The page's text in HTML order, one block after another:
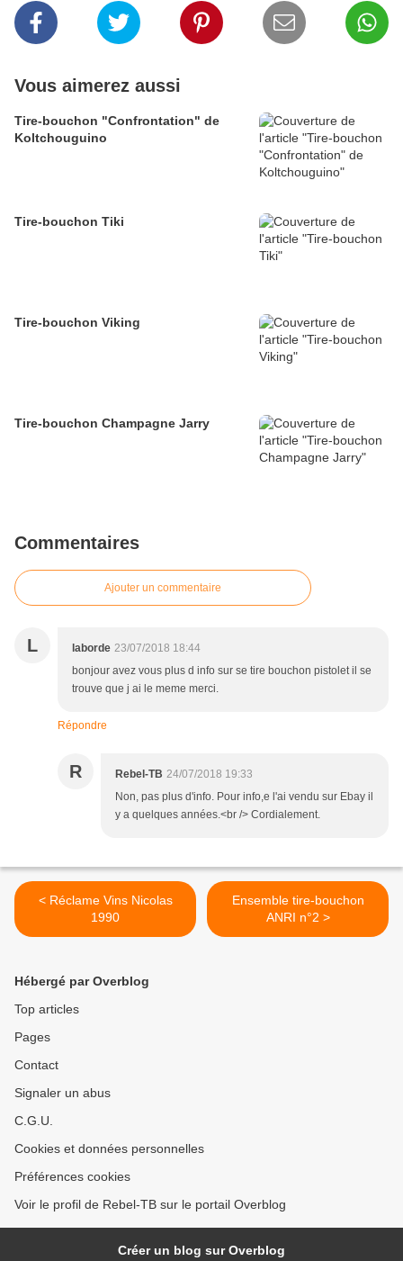
Vous aimerez aussi
Tire-bouchon "Confrontation" de
Koltchouguino
Tire-bouchon Tiki
Tire-bouchon Viking
Tire-bouchon Champagne Jarry
Commentaires
Ajouter un commentaire
L laborde 23/07/2018 18:44
bonjour avez vous plus d info sur se tire bouchon pistolet il se
trouve que j ai le meme merci.
Répondre
R Rebel-TB 24/07/2018 19:33
Non, pas plus d'info. Pour info,e l'ai vendu sur Ebay il
y a quelques années.<br /> Cordialement.
< Réclame Vins Nicolas
1990
Ensemble tire-bouchon
ANRI n°2 >
Hébergé par Overblog
Top articles
Pages
Contact
Signaler un abus
C.G.U.
Cookies et données personnelles
Préférences cookies
Voir le profil de Rebel-TB sur le portail Overblog
Créer un blog sur Overblog